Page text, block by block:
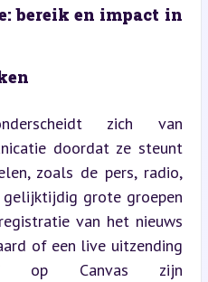
bereik en impact in
zich van
doordat ze steunt
zoals de pers, radio,
grote groepen
van het nieuws
of een live uitzending
op Canvas zijn